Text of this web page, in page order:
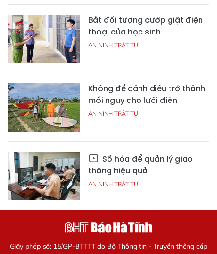
Bắt đối tượng cướp giật điện
thoại của học sinh
AN NINH TRẬT TỰ
Không để cánh diều trở thành
mối nguy cho lưới điện
AN NINH TRẬT TỰ
Số hóa để quản lý giao
thông hiệu quả
AN NINH TRẬT TỰ
Giấy phép số: 15/GP-BTTTT do Bộ Thông tin - Truyền thông cấp